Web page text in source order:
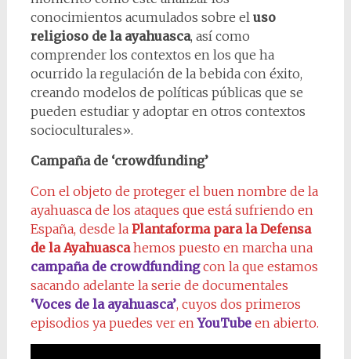
conocimientos acumulados sobre el uso
religioso de la ayahuasca, así como
comprender los contextos en los que ha
ocurrido la regulación de la bebida con éxito,
creando modelos de políticas públicas que se
pueden estudiar y adoptar en otros contextos
socioculturales».
Campaña de ‘crowdfunding’
Con el objeto de proteger el buen nombre de la
ayahuasca de los ataques que está sufriendo en
España, desde la Plantaforma para la Defensa
de la Ayahuascahemos puesto en marcha una
campaña de crowdfundingcon la que estamos
sacando adelante la serie de documentales
‘Voces de la ayahuasca’, cuyos dos primeros
episodios ya puedes ver enYouTubeen abierto.